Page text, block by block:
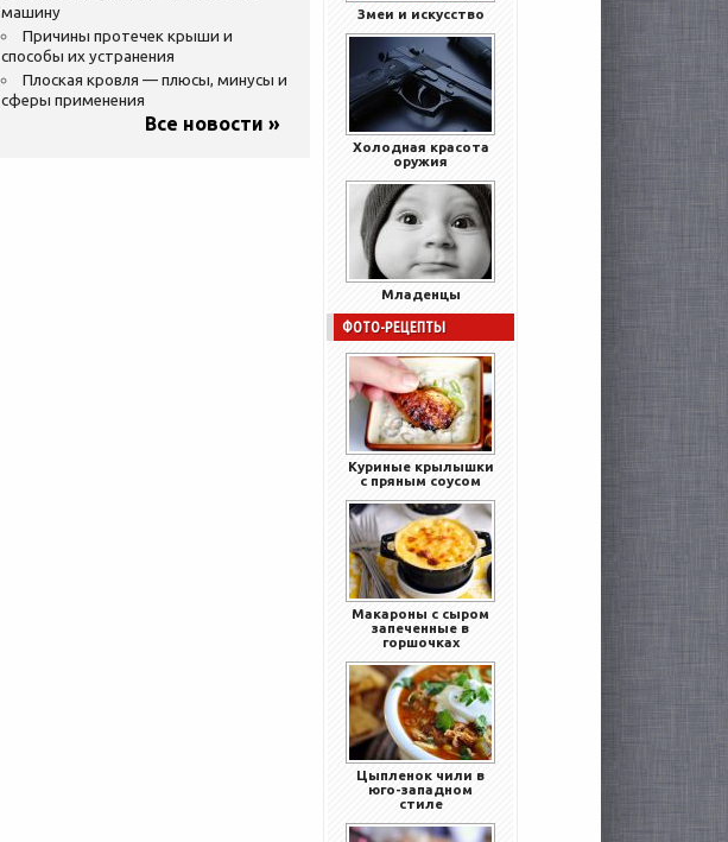
машину
Причины протечек крыши и
способы их устранения
Плоская кровля — плюсы, минусы и
сферы применения
Все новости »
Змеи и искусство
Холодная красота
оружия
Младенцы
ФОТО-РЕЦЕПТЫ
Куриные крылышки
с пряным соусом
Макароны с сыром
запеченные в
горшочках
Цыпленок чили в
юго-западном
стиле